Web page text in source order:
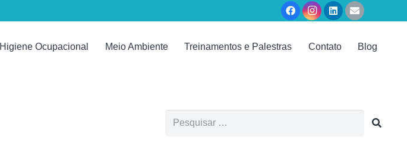
Higiene Ocupacional Meio Ambiente Treinamentos e Palestras Contato Blog
Pesquisar